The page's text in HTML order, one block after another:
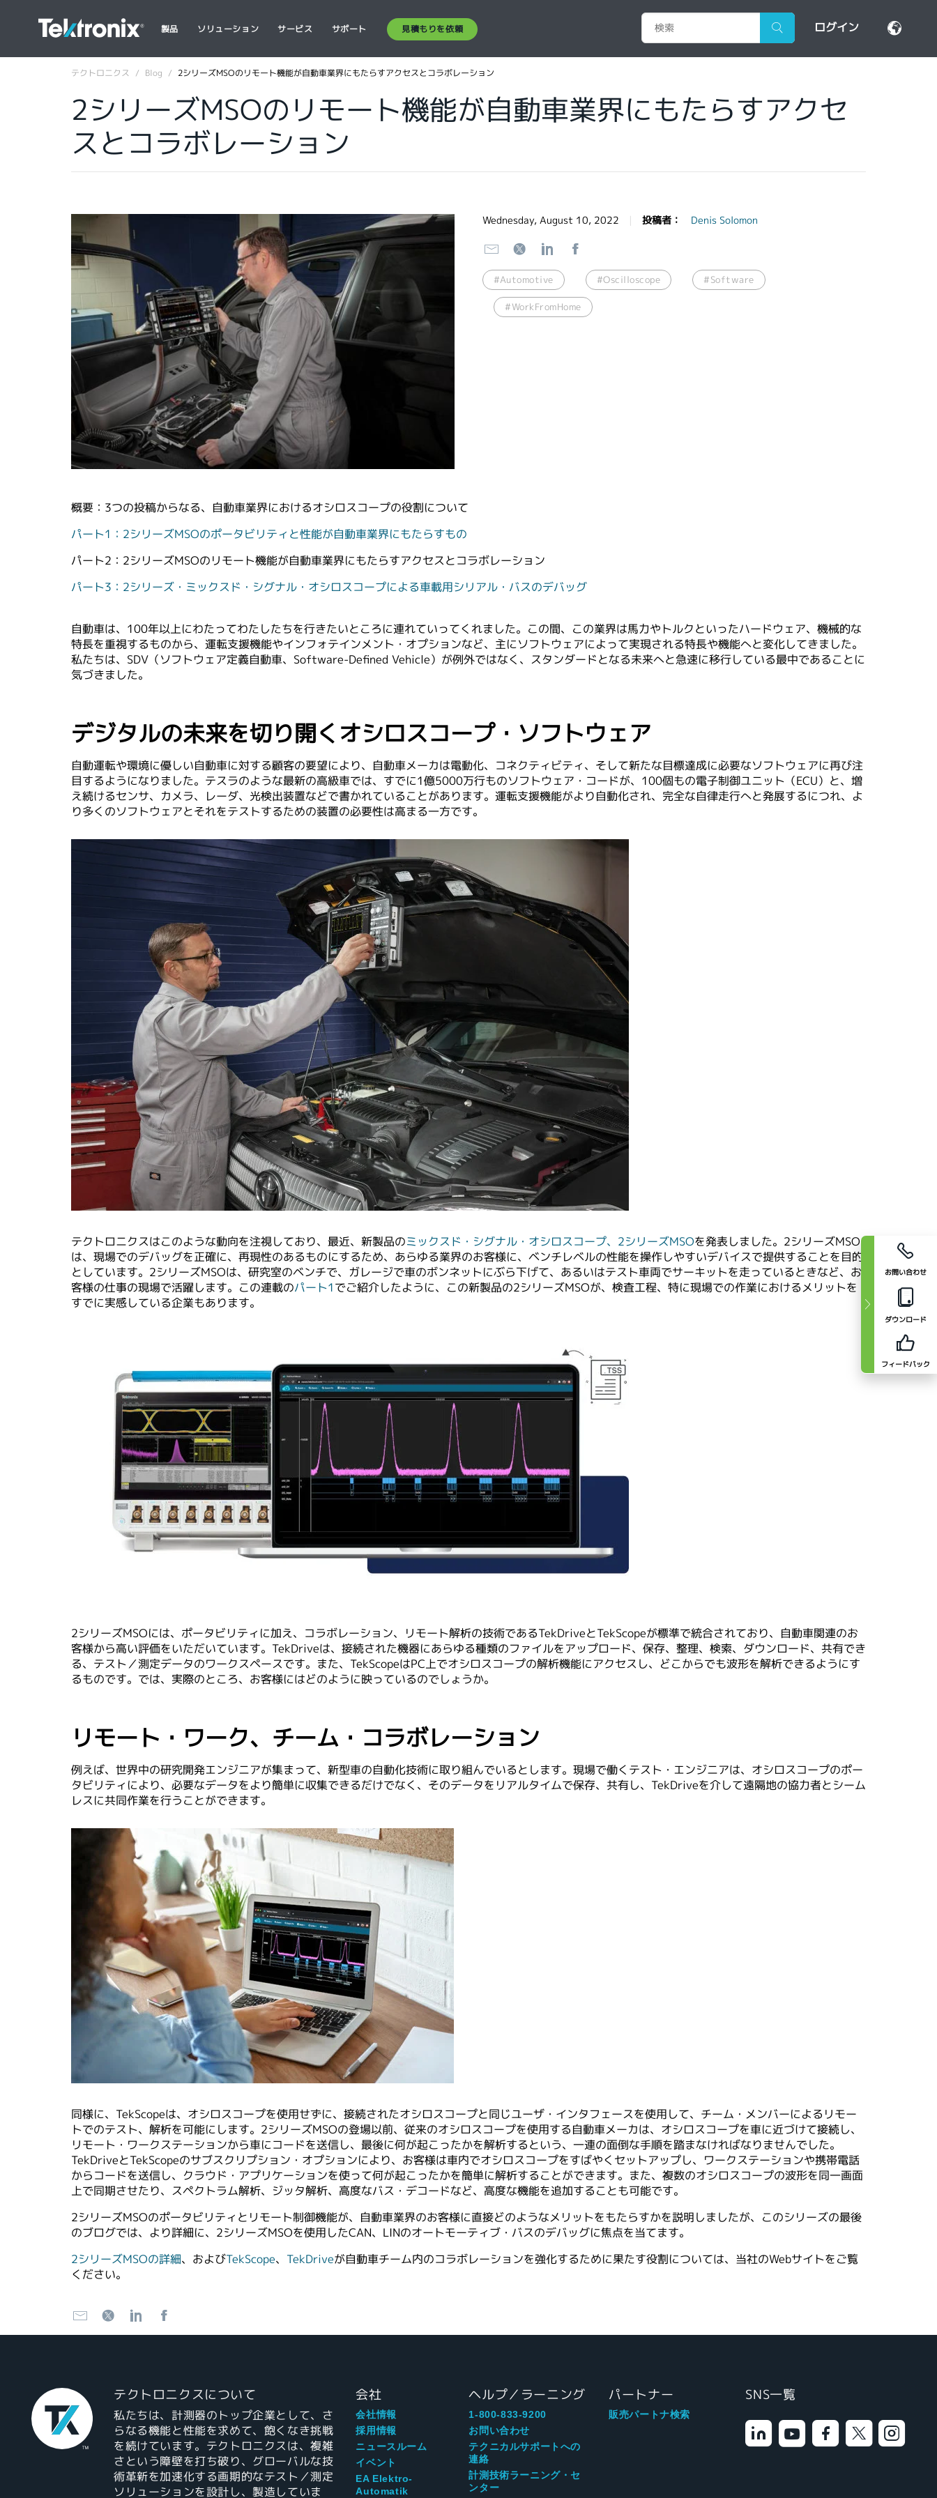
製品 ソリューション サービス サポート 見積もりを依頼 ログイン
お問い合わせ
ダウンロード
フィードバック
テクトロニクス Blog 2シリーズMSOのリモート機能が自動車業界にもたらすアクセスとコラボレーション
2シリーズMSOのリモート機能が自動車業界にもたらすアクセ
スとコラボレーション
Wednesday, August 10, 2022 投稿者： Denis Solomon
#Automotive #Oscilloscope #Software
#WorkFromHome
概要：3つの投稿からなる、自動車業界におけるオシロスコープの役割について
パート1：2シリーズMSOのポータビリティと性能が自動車業界にもたらすもの
パート2：2シリーズMSOのリモート機能が自動車業界にもたらすアクセスとコラボレーション
パート3：2シリーズ・ミックスド・シグナル・オシロスコープによる車載用シリアル・バスのデバッグ
自動車は、100年以上にわたってわたしたちを行きたいところに連れていってくれました。この間、この業界は馬力やトルクといったハードウェア、機械的な
特長を重視するものから、運転支援機能やインフォテインメント・オプションなど、主にソフトウェアによって実現される特長や機能へと変化してきました。
私たちは、SDV（ソフトウェア定義自動車、Software-Defined Vehicle）が例外ではなく、スタンダードとなる未来へと急速に移行している最中であることに
気づきました。
デジタルの未来を切り開くオシロスコープ・ソフトウェア
自動運転や環境に優しい自動車に対する顧客の要望により、自動車メーカは電動化、コネクティビティ、そして新たな目標達成に必要なソフトウェアに再び注
目するようになりました。テスラのような最新の高級車では、すでに1億5000万行ものソフトウェア・コードが、100個もの電子制御ユニット（ECU）と、増
え続けるセンサ、カメラ、レーダ、光検出装置などで書かれていることがあります。運転支援機能がより自動化され、完全な自律走行へと発展するにつれ、よ
り多くのソフトウェアとそれをテストするための装置の必要性は高まる一方です。
テクトロニクスはこのような動向を注視しており、最近、新製品のミックスド・シグナル・オシロスコープ、2シリーズMSOを発表しました。2シリーズMSO
は、現場でのデバッグを正確に、再現性のあるものにするため、あらゆる業界のお客様に、ベンチレベルの性能を操作しやすいデバイスで提供することを目的
としています。2シリーズMSOは、研究室のベンチで、ガレージで車のボンネットにぶら下げて、あるいはテスト車両でサーキットを走っているときなど、お
客様の仕事の現場で活躍します。この連載のパート1でご紹介したように、この新製品の2シリーズMSOが、検査工程、特に現場での作業におけるメリットを
すでに実感している企業もあります。
2シリーズMSOには、ポータビリティに加え、コラボレーション、リモート解析の技術であるTekDriveとTekScopeが標準で統合されており、自動車関連のお
客様から高い評価をいただいています。TekDriveは、接続された機器にあらゆる種類のファイルをアップロード、保存、整理、検索、ダウンロード、共有でき
る、テスト／測定データのワークスペースです。また、TekScopeはPC上でオシロスコープの解析機能にアクセスし、どこからでも波形を解析できるようにす
るものです。では、実際のところ、お客様にはどのように映っているのでしょうか。
リモート・ワーク、チーム・コラボレーション
例えば、世界中の研究開発エンジニアが集まって、新型車の自動化技術に取り組んでいるとします。現場で働くテスト・エンジニアは、オシロスコープのポー
タビリティにより、必要なデータをより簡単に収集できるだけでなく、そのデータをリアルタイムで保存、共有し、TekDriveを介して遠隔地の協力者とシーム
レスに共同作業を行うことができます。
同様に、TekScopeは、オシロスコープを使用せずに、接続されたオシロスコープと同じユーザ・インタフェースを使用して、チーム・メンバーによるリモー
トでのテスト、解析を可能にします。2シリーズMSOの登場以前、従来のオシロスコープを使用する自動車メーカは、オシロスコープを車に近づけて接続し、
リモート・ワークステーションから車にコードを送信し、最後に何が起こったかを解析するという、一連の面倒な手順を踏まなければなりませんでした。
TekDriveとTekScopeのサブスクリプション・オプションにより、お客様は車内でオシロスコープをすばやくセットアップし、ワークステーションや携帯電話
からコードを送信し、クラウド・アプリケーションを使って何が起こったかを簡単に解析することができます。また、複数のオシロスコープの波形を同一画面
上で同期させたり、スペクトラム解析、ジッタ解析、高度なバス・デコードなど、高度な機能を追加することも可能です。
2シリーズMSOのポータビリティとリモート制御機能が、自動車業界のお客様に直接どのようなメリットをもたらすかを説明しましたが、このシリーズの最後
のブログでは、より詳細に、2シリーズMSOを使用したCAN、LINのオートモーティブ・バスのデバッグに焦点を当てます。
2シリーズMSOの詳細、およびTekScope、 TekDriveが自動車チーム内のコラボレーションを強化するために果たす役割については、当社のWebサイトをご覧
ください。
テクトロニクスについて
私たちは、計測器のトップ企業として、さ
らなる機能と性能を求めて、飽くなき挑戦
を続けています。テクトロニクスは、複雑
さという障壁を打ち破り、グローバルな技
術革新を加速化する画期的なテスト／測定
ソリューションを設計し、製造していま
会社
会社情報
採用情報
ニュースルーム
イベント
EA Elektro-
Automatik
ヘルプ／ラーニング
1-800-833-9200
お問い合わせ
テクニカルサポートへの
連絡
計測技術ラーニング・セ
ンター
パートナー
販売パートナ検索
SNS一覧